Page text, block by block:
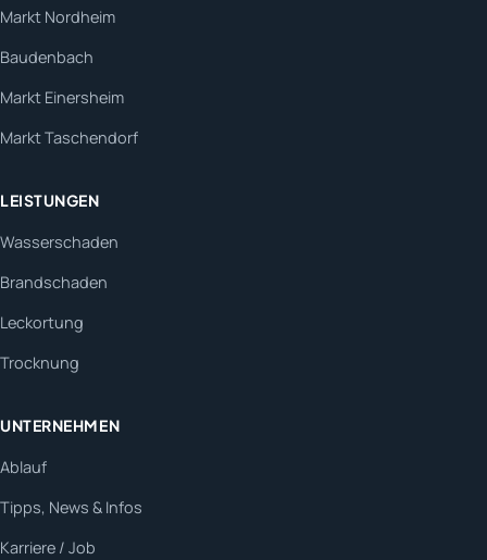
Markt Nordheim
Baudenbach
Markt Einersheim
Markt Taschendorf
LEISTUNGEN
Wasserschaden
Brandschaden
Leckortung
Trocknung
UNTERNEHMEN
Ablauf
Tipps, News & Infos
Karriere / Job